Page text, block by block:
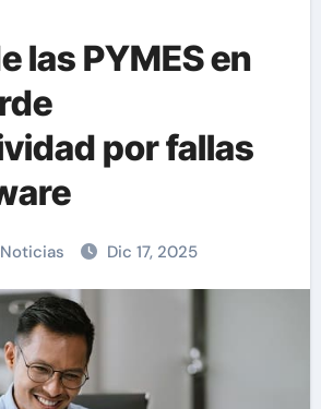
las PYMES en
por fallas
Dic 17, 2025